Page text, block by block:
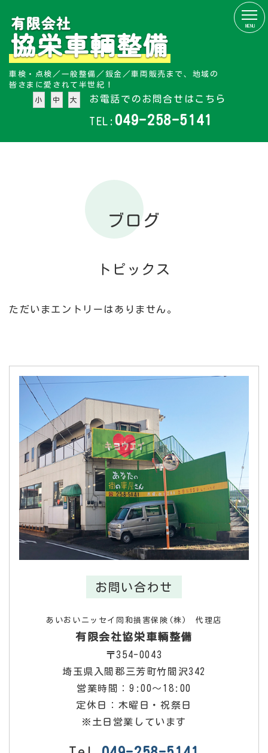
車検・点検／一般整備／鈑金／車両販売まで、地域の
皆さまに愛されて半世紀！
お電話でのお問合せはこちら
TEL: 049-258-5141
小 中 大
MENU
ブログ
トピックス
ただいまエントリーはありません。
お問い合わせ
あいおいニッセイ同和損害保険(株) 代理店
有限会社協栄車輌整備
〒354-0043
埼玉県入間郡三芳町竹間沢342
営業時間：9:00～18:00
定休日：木曜日・祝祭日
※土日営業しています